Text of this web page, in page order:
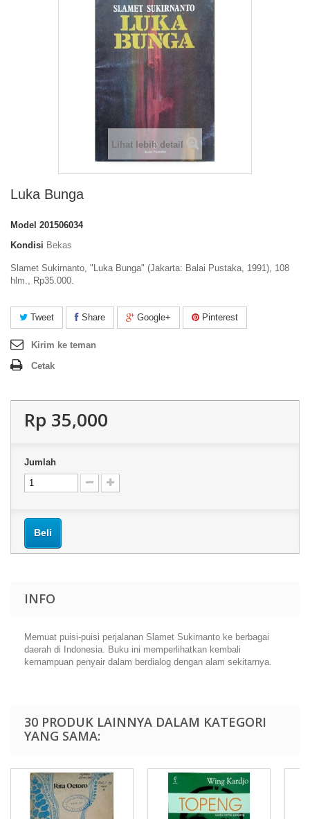
Lihat lebih detail
Luka Bunga
Model 201506034
Kondisi Bekas
Slamet Sukirnanto, "Luka Bunga" (Jakarta: Balai Pustaka, 1991), 108
hlm., Rp35.000.
Tweet Share Google+ Pinterest
Kirim ke teman
Cetak
Rp‎ 35,000
Jumlah
Beli
INFO
Memuat puisi-puisi perjalanan Slamet Sukirnanto ke berbagai
daerah di Indonesia. Buku ini memperlihatkan kembali
kemampuan penyair dalam berdialog dengan alam sekitarnya.
30 PRODUK LAINNYA DALAM KATEGORI
YANG SAMA: